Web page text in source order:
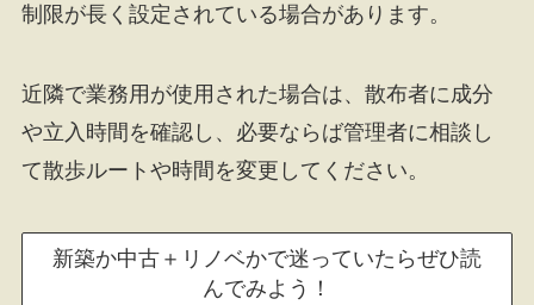
制限が長く設定されている場合があります。
近隣で業務用が使用された場合は、散布者に成分
や立入時間を確認し、必要ならば管理者に相談し
て散歩ルートや時間を変更してください。
新築か中古＋リノベかで迷っていたらぜひ読
んでみよう！